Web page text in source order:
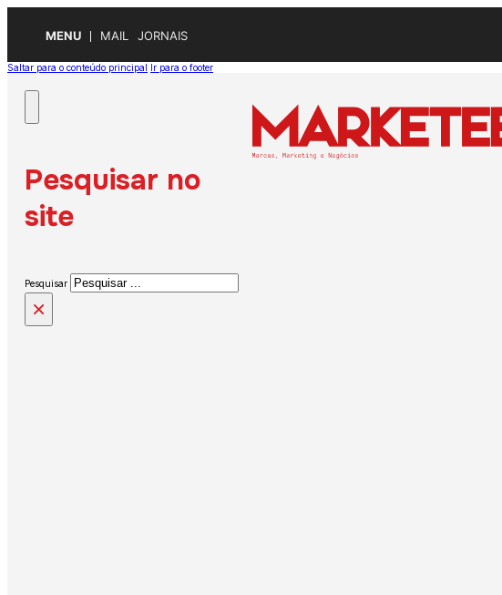
MENU MAIL JORNAIS
Saltar para o conteúdo principal Ir para o footer
Pesquisar no
site
Pesquisar
×